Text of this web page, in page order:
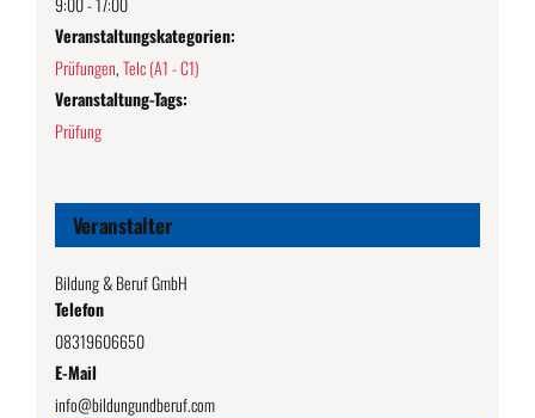
Veranstaltungskategorien:
Prüfungen,Telc (A1 - C1)
Veranstaltung-Tags:
Prüfung
Veranstalter
Bildung & Beruf GmbH
Telefon
08319606650
E-Mail
info@bildungundberuf.com